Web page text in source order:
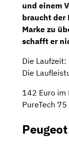
und einem
braucht der
Marke zu
schafft er
Die Laufzeit:
Die
142 Euro
PureTech